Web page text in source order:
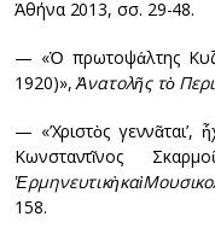
Ἀθήνα 2013, σσ. 29-48.
— «Ὁ πρωτοψάλτης
1920)»,Ἀνατολῆς τὸ
— «’Χριστὸς
Κωνσταντῖνος
Ἑρμηνευτικὴκαὶ
158.